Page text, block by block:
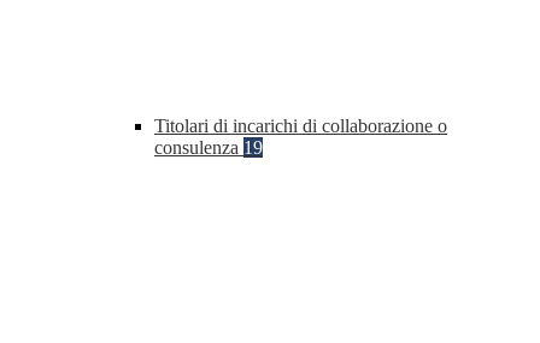
Titolari di incarichi di collaborazione o
consulenza 19